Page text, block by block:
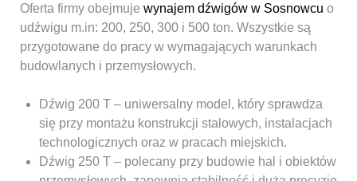
Oferta firmy obejmuje wynajem dźwigów w Sosnowcu o
udźwigu m.in: 200, 250, 300 i 500 ton. Wszystkie są
przygotowane do pracy w wymagających warunkach
budowlanych i przemysłowych.
Dźwig 200 T – uniwersalny model, który sprawdza
się przy montażu konstrukcji stalowych, instalacjach
technologicznych oraz w pracach miejskich.
Dźwig 250 T – polecany przy budowie hal i obiektów